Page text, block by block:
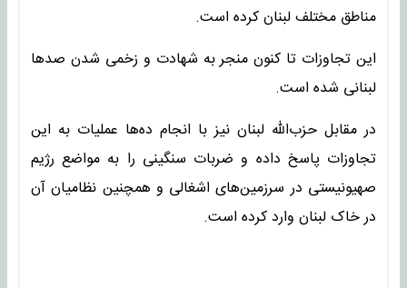
مناطق مختلف لبنان کرده است.
این تجاوزات تا کنون منجر به شهادت و زخمی شدن صدها
لبنانی شده است.
در مقابل حزب‌الله لبنان نیز با انجام ده‌ها عملیات به این
تجاوزات پاسخ داده و ضربات سنگینی را به مواضع رژیم
صهیونیستی در سرزمین‌های اشغالی و همچنین نظامیان آن
در خاک لبنان وارد کرده است.